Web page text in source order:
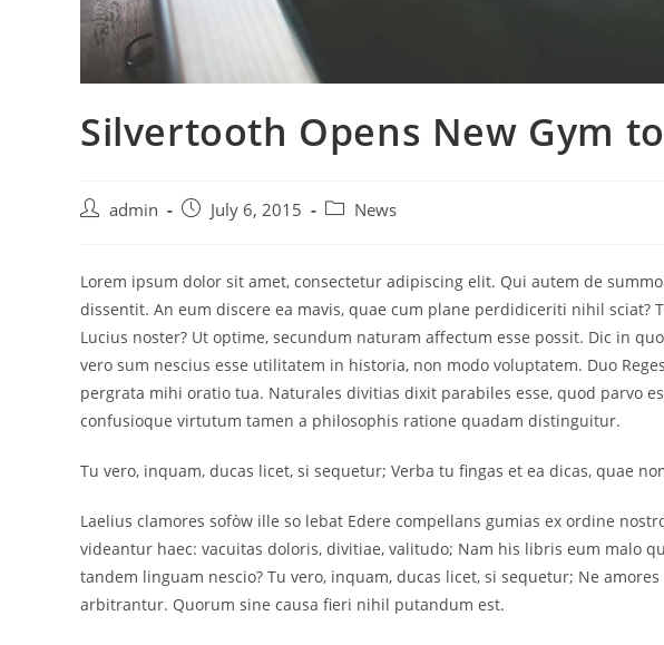
Silvertooth Opens New Gym
admin July 6, 2015 News
Lorem ipsum dolor sit amet, consectetur adipiscing elit. Qui autem de
dissentit. An eum discere ea mavis, quae cum plane perdidiceriti nihil sciat?
Lucius noster? Ut optime, secundum naturam affectum esse possit. Dic in
vero sum nescius esse utilitatem in historia, non modo voluptatem. Duo
pergrata mihi oratio tua. Naturales divitias dixit parabiles esse, quod parvo
confusioque virtutum tamen a philosophis ratione quadam distinguitur.
Tu vero, inquam, ducas licet, si sequetur; Verba tu fingas et ea dicas, quae
Laelius clamores sofòw ille so lebat Edere compellans gumias ex ordine
videantur haec: vacuitas doloris, divitiae, valitudo; Nam his libris eum malo
tandem linguam nescio? Tu vero, inquam, ducas licet, si sequetur; Ne
arbitrantur. Quorum sine causa fieri nihil putandum est.